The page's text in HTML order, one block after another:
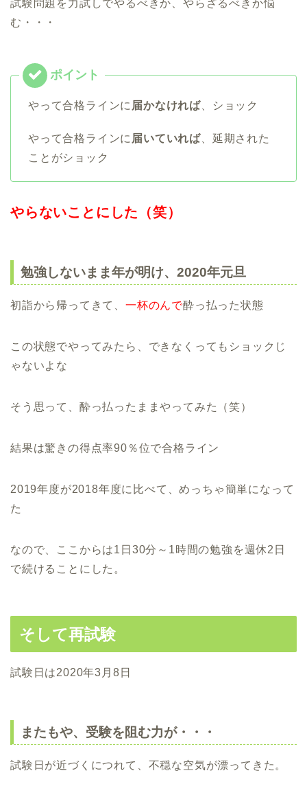
試験問題を力試しでやるべきか、やらざるべきか悩
む・・・
やって合格ラインに 届かなければ 、ショック
やって合格ラインに 届いていれば 、延期された
ことがショック
やらないことにした（笑）
勉強しないまま年が明け、2020年元旦
初詣から帰ってきて、 一杯のんで酔っ払った状態
この状態でやってみたら、できなくってもショックじ
ゃないよな
そう思って、酔っ払ったままやってみた（笑）
結果は驚きの得点率90％位で合格ライン
2019年度が2018年度に比べて、めっちゃ簡単になって
た
なので、ここからは1日30分～1時間の勉強を週休2日
で続けることにした。
そして再試験
試験日は2020年3月8日
またもや、受験を阻む力が・・・
試験日が近づくにつれて、不穏な空気が漂ってきた。